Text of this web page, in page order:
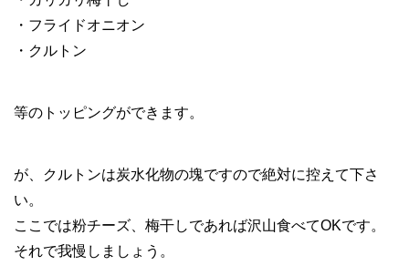
・フライドオニオン
・クルトン
等のトッピングができます。
が、クルトンは炭水化物の塊ですので絶対に控えて下さ
い。
ここでは粉チーズ、梅干しであれば沢山食べてOKです。
それで我慢しましょう。